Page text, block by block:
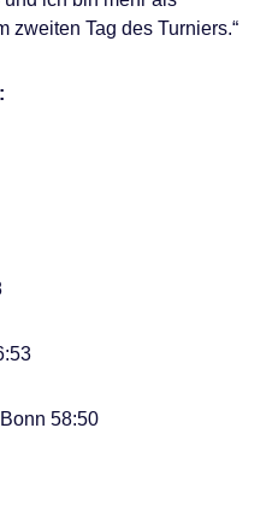
zweiten Tag des Turniers.“
58:50